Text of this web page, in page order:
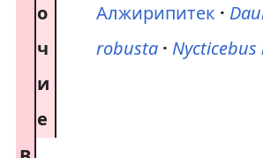
о
ч
и
е
Алжирипитек
robusta